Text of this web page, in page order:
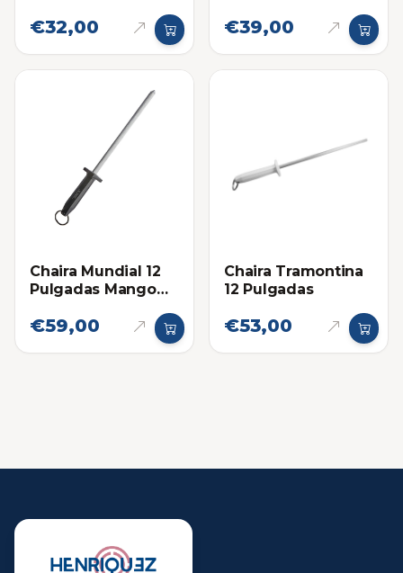
€32,00 €39,00
Chaira Mundial 12
Pulgadas Mango
€59,00
Chaira Tramontina
12 Pulgadas
€53,00